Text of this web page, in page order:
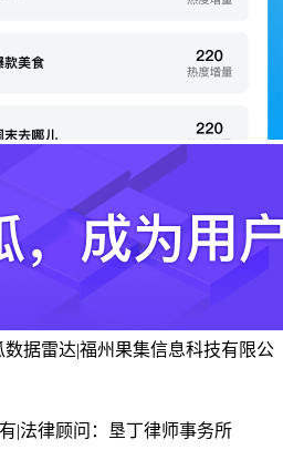
数据雷达|福州果集信息科技有限公
|法律顾问：垦丁律师事务所